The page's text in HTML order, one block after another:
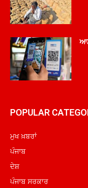
POPULAR
ਮੁਖ ਖ਼ਬਰਾਂ
ਪੰਜਾਬ
ਦੇਸ਼
ਪੰਜਾਬ ਸਰਕਾਰ